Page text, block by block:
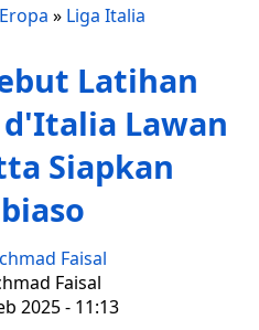
Eropa » Liga Italia
Latihan
d'Italia Lawan
Siapkan
Faisal
Faisal
2025 - 11:13